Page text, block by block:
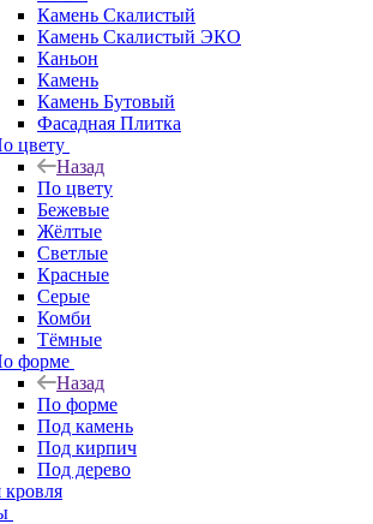
Камень Скалистый
Камень Скалистый ЭКО
Каньон
Камень
Камень Бутовый
Фасадная Плитка
цвету
Назад
По цвету
Бежевые
Жёлтые
Светлые
Красные
Серые
Комби
Тёмные
форме
Назад
По форме
Под камень
Под кирпич
Под дерево